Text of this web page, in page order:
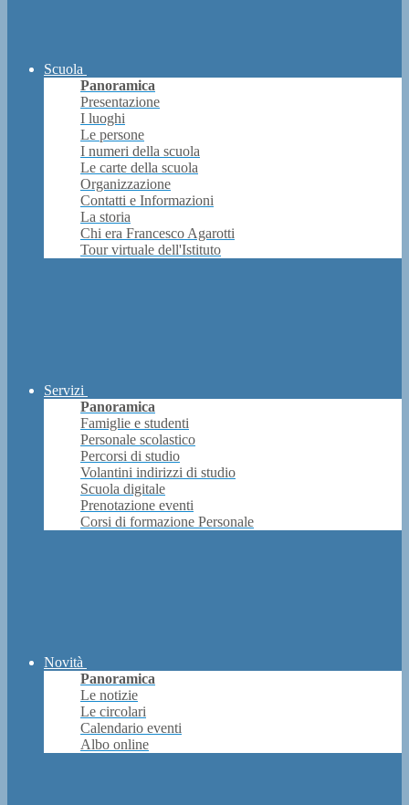
Scuola
Panoramica
Presentazione
I luoghi
Le persone
I numeri della scuola
Le carte della scuola
Organizzazione
Contatti e Informazioni
La storia
Chi era Francesco Agarotti
Tour virtuale dell'Istituto
Servizi
Panoramica
Famiglie e studenti
Personale scolastico
Percorsi di studio
Volantini indirizzi di studio
Scuola digitale
Prenotazione eventi
Corsi di formazione Personale
Novità
Panoramica
Le notizie
Le circolari
Calendario eventi
Albo online